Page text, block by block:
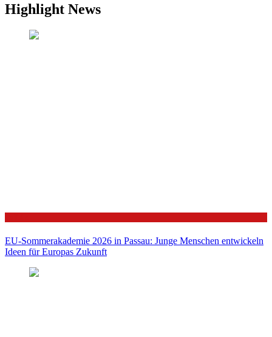
Highlight News
EU-Sommerakademie 2026 in Passau: Junge Menschen entwickeln
Ideen für Europas Zukunft